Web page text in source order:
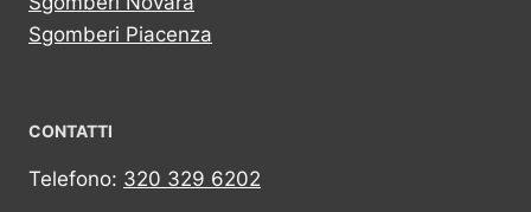
Sgomberi Piacenza
CONTATTI
Telefono: 320 329 6202